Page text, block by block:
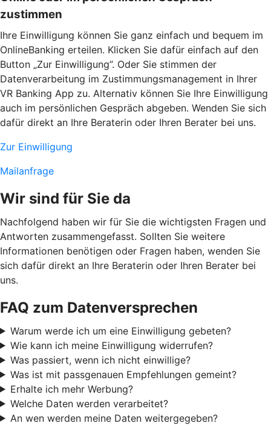
zustimmen
Ihre Einwilligung können Sie ganz einfach und bequem im
OnlineBanking erteilen. Klicken Sie dafür einfach auf den
Button „Zur Einwilligung”. Oder Sie stimmen der
Datenverarbeitung im Zustimmungsmanagement in Ihrer
VR Banking App zu. Alternativ können Sie Ihre Einwilligung
auch im persönlichen Gespräch abgeben. Wenden Sie sich
dafür direkt an Ihre Beraterin oder Ihren Berater bei uns.
Zur Einwilligung
Mailanfrage
Wir sind für Sie da
Nachfolgend haben wir für Sie die wichtigsten Fragen und
Antworten zusammengefasst. Sollten Sie weitere
Informationen benötigen oder Fragen haben, wenden Sie
sich dafür direkt an Ihre Beraterin oder Ihren Berater bei
uns.
FAQ zum Datenversprechen
Warum werde ich um eine Einwilligung gebeten?
Wie kann ich meine Einwilligung widerrufen?
Was passiert, wenn ich nicht einwillige?
Was ist mit passgenauen Empfehlungen gemeint?
Erhalte ich mehr Werbung?
Welche Daten werden verarbeitet?
An wen werden meine Daten weitergegeben?